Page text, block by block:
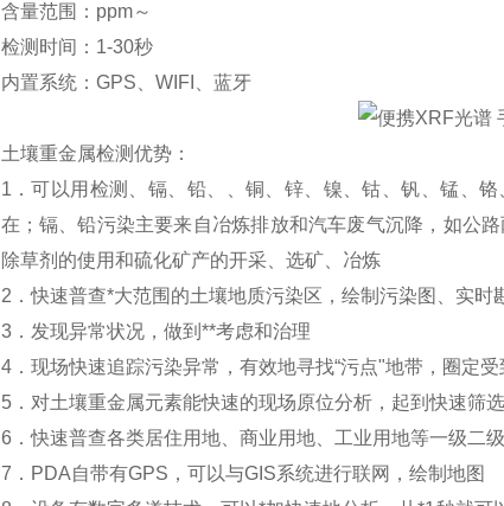
含量范围：ppm～
检测时间：1-30秒
内置系统：GPS、WIFI、蓝牙
土壤重金属检测优势：
1．可以用检测、镉、铅、、铜、锌、镍、钴、钒、锰、
在；镉、铅污染主要来自冶炼排放和汽车废气沉降，如公
除草剂的使用和硫化矿产的开采、选矿、冶炼
2．快速普查*大范围的土壤地质污染区，绘制污染图、实时
3．发现异常状况，做到**考虑和治理
4．现场快速追踪污染异常，有效地寻找“污点"地带，圈定
5．对土壤重金属元素能快速的现场原位分析，起到快速筛
6．快速普查各类居住用地、商业用地、工业用地等一级二
7．PDA自带有GPS，可以与GIS系统进行联网，绘制地图